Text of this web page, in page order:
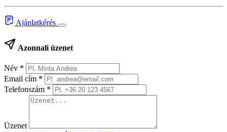
Ajánlatkérés
Azonnali üzenet
Név *
Email cím *
Telefonszám *
Üzenet